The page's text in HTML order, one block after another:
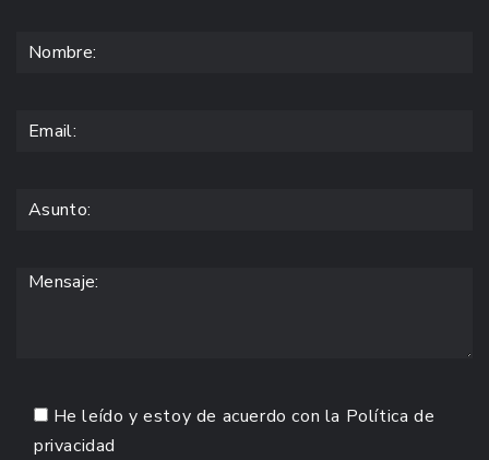
He leído y estoy de acuerdo con la Política de
privacidad